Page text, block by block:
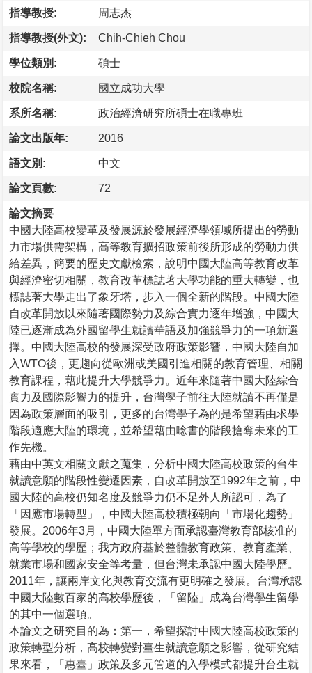
指導教授: 周志杰
指導教授(外文): Chih-Chieh Chou
學位類別: 碩士
校院名稱: 國立成功大學
系所名稱: 政治經濟研究所碩士在職專班
論文出版年: 2016
語文別: 中文
論文頁數: 72
論文摘要
中國大陸高校變革及發展源於發展經濟學領域所提出的勞動
力市場供需架構，高等教育擴招政策前後所形成的勞動力供
給差異，簡要的歷史文獻檢索，說明中國大陸高等教育改革
與經濟密切相關，教育改革標誌著大學功能的重大轉變，也
標誌著大學走出了象牙塔，步入一個全新的階段。中國大陸
自改革開放以來隨著國際勢力及綜合實力逐年增強，中國大
陸已逐漸成為外國留學生就讀華語及加強競爭力的一項新選
擇。中國大陸高校的發展深受政府政策影響，中國大陸自加
入WTO後，更趨向從歐洲或美國引進相關的教育管理、相關
教育課程，藉此提升大學競爭力。近年來隨著中國大陸綜合
實力及國際影響力的提升，台灣學子前往大陸就讀不再僅是
因為政策層面的吸引，更多的台灣學子為的是希望藉由求學
階段適應大陸的環境，並希望藉由唸書的階段搶奪未來的工
作先機。
藉由中英文相關文獻之蒐集，分析中國大陸高校政策的台生
就讀意願的階段性變遷因素，自改革開放至1992年之前，中
國大陸的高校仍知名度及競爭力仍不足外人所認可，為了
「因應市場轉型」，中國大陸高校積極朝向「市場化趨勢」
發展。2006年3月，中國大陸單方面承認臺灣教育部核准的
高等學校的學歷；我方政府基於整體教育政策、教育產業、
就業市場和國家安全等考量，但台灣未承認中國大陸學歷。
2011年，讓兩岸文化與教育交流有更明確之發展。台灣承認
中國大陸數百家的高校學歷後，「留陸」成為台灣學生留學
的其中一個選項。
本論文之研究目的為：第一，希望探討中國大陸高校政策的
政策轉型分析，高校轉變對臺生就讀意願之影響，從研究結
果來看，「惠臺」政策及多元管道的入學模式都提升台生就